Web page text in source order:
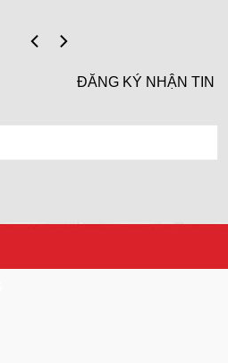
ĐĂNG KÝ NHẬN TIN